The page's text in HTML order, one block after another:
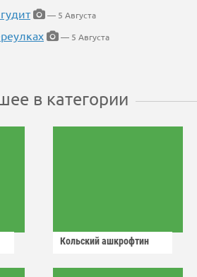
— 5 Августа
— 5 Августа
в категории
Кольский ашкрофтин